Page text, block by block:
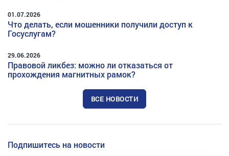
01.07.2026
Что делать, если мошенники получили доступ к
Госуслугам?
29.06.2026
Правовой ликбез: можно ли отказаться от
прохождения магнитных рамок?
ВСЕ НОВОСТИ
Подпишитесь на новости